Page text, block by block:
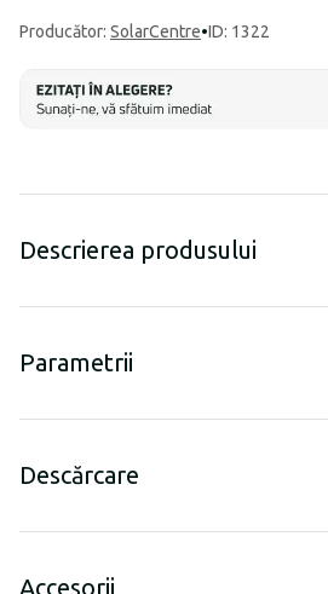
Producător: SolarCentre•ID: 1322
Descrierea produsului
Parametrii
Descărcare
Accesorii